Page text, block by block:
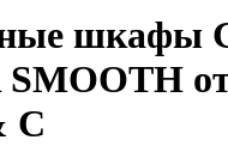
шкафы
C